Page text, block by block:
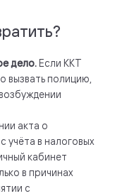
дело. Если ККТ
вызвать полицию,
акта о
учёта в налоговых
кабинет
в причинах
с